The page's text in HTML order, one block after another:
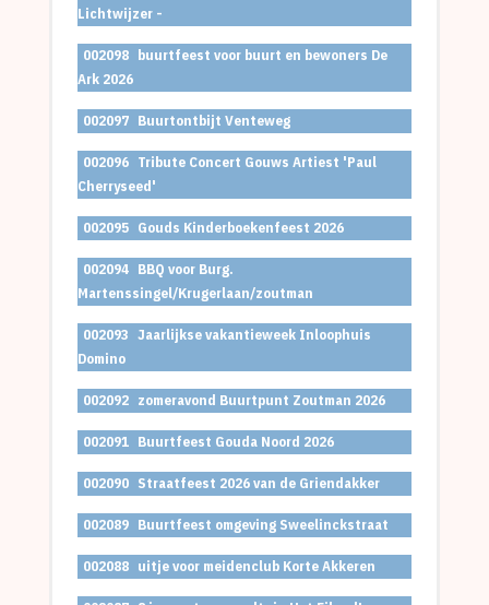
Lichtwijzer -
002098 buurtfeest voor buurt en bewoners De
Ark 2026
002097 Buurtontbijt Venteweg
002096 Tribute Concert Gouws Artiest 'Paul
Cherryseed'
002095 Gouds Kinderboekenfeest 2026
002094 BBQ voor Burg.
Martenssingel/Krugerlaan/zoutman
002093 Jaarlijkse vakantieweek Inloophuis
Domino
002092 zomeravond Buurtpunt Zoutman 2026
002091 Buurtfeest Gouda Noord 2026
002090 Straatfeest 2026 van de Griendakker
002089 Buurtfeest omgeving Sweelinckstraat
002088 uitje voor meidenclub Korte Akkeren